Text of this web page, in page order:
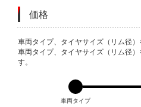
価格
VARIATIONS
車両タイプ、タイヤサイズ（リム径）
車両タイプ、タイヤサイズ（リム径
す。
車両タイプ